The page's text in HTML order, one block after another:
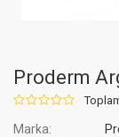
Proderm
Marka: